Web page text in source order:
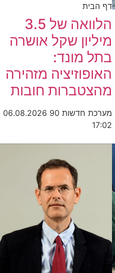
דף הבית
הלוואה של 3.5
מיליון שקל אושרה
בתל מונד:
האופוזיציה מזהירה
מהצטברות חובות
מערכת חדשות 90
06.08.2026
17:02